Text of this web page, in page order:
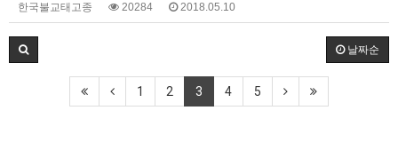
한국불교태고종 20284 2018.05.10
날짜순
1 2 3 4 5